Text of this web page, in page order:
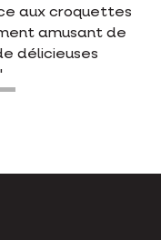
croquettes.
de diarrhée.
ce n'est plus
tellement bien. Un
satisfait."